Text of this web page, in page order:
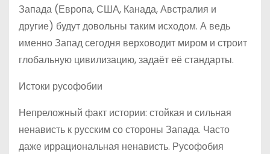
Запада (Европа, США, Канада, Австралия и
другие) будут довольны таким исходом. А ведь
именно Запад сегодня верховодит миром и строит
глобальную цивилизацию, задаёт её стандарты.
Истоки русофобии
Непреложный факт истории: стойкая и сильная
ненависть к русским со стороны Запада. Часто
даже иррациональная ненависть. Русофобия